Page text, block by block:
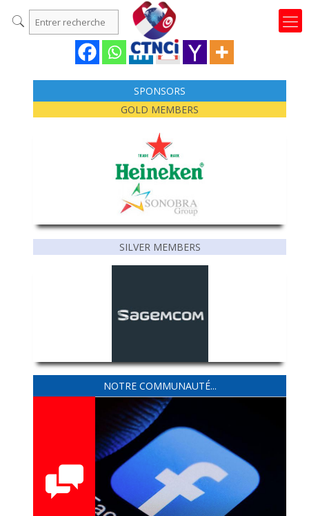
SPONSORS
GOLD MEMBERS
SILVER MEMBERS
NOTRE COMMUNAUTÉ...